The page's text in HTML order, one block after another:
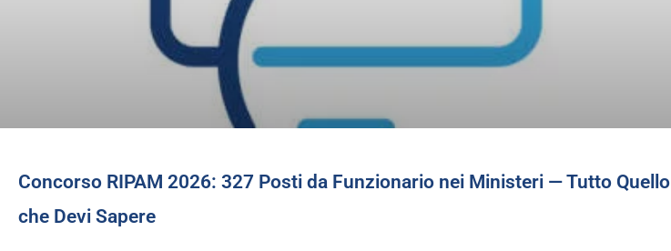
Concorso RIPAM 2026: 327 Posti da Funzionario nei Ministeri — Tutto Quello
che Devi Sapere